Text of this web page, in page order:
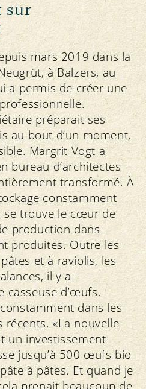
sur
mars 2019 dans la
à Balzers, au
a permis de créer une
préparait ses
au bout d’un moment,
Margrit Vogt a
bureau d’architectes
transformé. À
constamment
se trouve le cœur de
production dans
produites. Outre les
et à raviolis, les
il y a
casseuse d’œufs.
dans les
«La nouvelle
un investissement
jusqu’à 500 œufs bio
à pâtes. Et quand je